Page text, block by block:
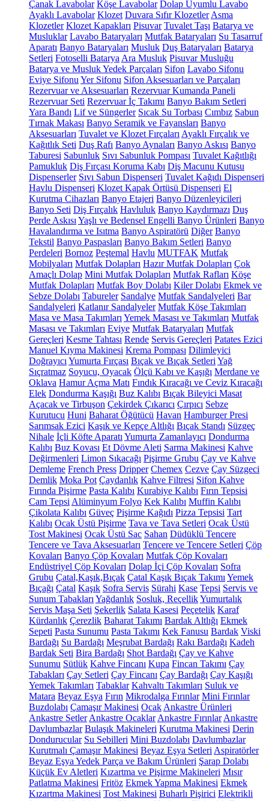
Çanak Lavabolar Köşe Lavabolar Dolap Uyumlu Lavabo
Ayaklı Lavabolar Klozet Duvara Sıfır Klozetler Asma
Klozetler Klozet Kapakları Pisuvar Tuvalet Taşı Batarya ve
Musluklar Lavabo Bataryaları Mutfak Bataryaları Su Tasarruf
Aparatı Banyo Bataryaları Musluk Duş Bataryaları Batarya
Setleri Fotoselli Batarya Ara Musluk Pisuvar Musluğu
Batarya ve Musluk Yedek Parçaları Sifon Lavabo Sifonu
Eviye Sifonu Yer Sifonu Sifon Aksesuarları ve Parçaları
Rezervuar ve Aksesuarları Rezervuar Kumanda Paneli
Rezervuar Seti Rezervuar İç Takımı Banyo Bakım Setleri
Yara Bandı Lif ve Süngerler Sıcak Su Torbası Cımbız Sabun
Tırnak Makası Banyo Seramik ve Fayansları Banyo
Aksesuarları Tuvalet ve Klozet Fırçaları Ayaklı Fırçalık ve
Kağıtlık Seti Duş Rafı Banyo Aynaları Banyo Askısı Banyo
Taburesi Sabunluk Sıvı Sabunluk Pompası Tuvalet Kağıtlığı
Pamukluk Diş Fırçası Koruma Kabı Diş Macunu Kutusu
Dispenserler Sıvı Sabun Dispenseri Tuvalet Kağıdı Dispenseri
Havlu Dispenseri Klozet Kapak Örtüsü Dispenseri El
Kurutma Cihazları Banyo Etajeri Banyo Düzenleyicileri
Banyo Seti Diş Fırçalık Havluluk Banyo Kaydırmazı Duş
Perde Askısı Yaşlı ve Bedensel Engelli Banyo Ürünleri Banyo
Havalandırma ve Isıtma Banyo Aspiratörü Diğer Banyo
Tekstil Banyo Paspasları Banyo Bakım Setleri Banyo
Perdeleri Bornoz Peştemal Havlu MUTFAK Mutfak
Mobilyaları Mutfak Dolapları Hazır Mutfak Dolapları Çok
Amaçlı Dolap Mini Mutfak Dolapları Mutfak Rafları Köşe
Mutfak Dolapları Mutfak Boy Dolabı Kiler Dolabı Ekmek ve
Sebze Dolabı Tabureler Sandalye Mutfak Sandalyeleri Bar
Sandalyeleri Katlanır Sandalyeler Mutfak Köşe Takımları
Masa ve Masa Takımları Yemek Masası ve Takımları Mutfak
Masası ve Takımları Eviye Mutfak Bataryaları Mutfak
Gereçleri Kesme Tahtası Rende Servis Gereçleri Patates Ezici
Manuel Kıyma Makinesi Krema Pompası Dilimleyici
Doğrayıcı Yumurta Fırçası Bıçak ve Bıçak Setleri Yağ
Sıçratmaz Soyucu, Oyacak Ölçü Kabı ve Kaşığı Merdane ve
Oklava Hamur Açma Matı Fındık Kıracağı ve Ceviz Kıracağı
Elek Dondurma Kaşığı Buz Kalıbı Bıçak Bileyici Masat
Açacak ve Tirbuşon Çekirdek Çıkarıcı Çırpıcı Sebze
Kurutucu Huni Baharat Öğütücü Havan Hamburger Presi
Sarımsak Ezici Kaşık ve Kepçe Altlığı Bıçak Standı Süzgeç
Nihale İçli Köfte Aparatı Yumurta Zamanlayıcı Dondurma
Kalıbı Buz Kovası Et Dövme Aleti Sarma Makinesi Kahve
Değirmenleri Limon Sıkacağı Pişirme Grubu Çay ve Kahve
Demleme French Press Dripper Chemex Cezve Çay Süzgeci
Demlik Moka Pot Çaydanlık Kahve Filtresi Sifon Kahve
Fırında Pişirme Pasta Kalıbı Kurabiye Kalıbı Fırın Tepsisi
Cam Tepsi Alüminyum Folyo Kek Kalıbı Muffin Kalıbı
Çikolata Kalıbı Güveç Pişirme Kağıdı Pizza Tepsisi Tart
Kalıbı Ocak Üstü Pişirme Tava ve Tava Setleri Ocak Üstü
Tost Makinesi Ocak Üstü Sac Sahan Düdüklü Tencere
Tencere ve Tava Aksesuarları Tencere ve Tencere Setleri Çöp
Kovaları Banyo Çöp Kovaları Mutfak Çöp Kovaları
Endüstriyel Çöp Kovaları Dolap İçi Çöp Kovaları Sofra
Grubu Çatal,Kaşık,Bıçak Çatal Kaşık Bıçak Takımı Yemek
Bıçağı Çatal Kaşık Sofra Servis Sürahi Kase Tepsi Servis ve
Sunum Tabakları Yağdanlık Sosluk, ReçellikYumurtalık
Servis Maşa Seti Şekerlik Salata Kasesi Peçetelik Karaf
Kürdanlık Çerezlik Baharat Takımı Bardak Altlığı Ekmek
Sepeti Pasta Sunumu Pasta Takımı Kek Fanusu Bardak Viski
Bardağı Su Bardağı Meşrubat Bardağı Rakı Bardağı Kadeh
Bardak Seti Bira Bardağı Shot Bardağı Çay ve Kahve
Sunumu Sütlük Kahve Fincanı Kupa Fincan Takımı Çay
Tabakları Çay Setleri Çay Fincanı Çay Bardağı Çay Kaşığı
Yemek Takımları Tabaklar Kahvaltı Takımları Suluk ve
Matara Beyaz Eşya Fırın Mikrodalga Fırınlar Mini Fırınlar
Buzdolabı Çamaşır Makinesi Ocak Ankastre Ürünleri
Ankastre Setler Ankastre Ocaklar Ankastre Fırınlar Ankastre
Davlumbazlar Bulaşık Makineleri Kurutma Makinesi Derin
Dondurucular Su Sebilleri Mini Buzdolabı Davlumbazlar
Kurutmalı Çamaşır Makinesi Beyaz Eşya Setleri Aspiratörler
Beyaz Eşya Yedek Parça ve Bakım Ürünleri Şarap Dolabı
Küçük Ev Aletleri Kızartma ve Pişirme Makineleri Mısır
Patlatma Makinesi Fritöz Ekmek Yapma Makinesi Ekmek
Kızartma Makinesi Tost Makinesi Buharlı Pişirici Elektrikli